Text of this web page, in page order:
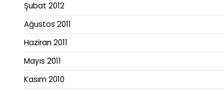
Şubat 2012
Ağustos 2011
Haziran 2011
Mayıs 2011
Kasım 2010